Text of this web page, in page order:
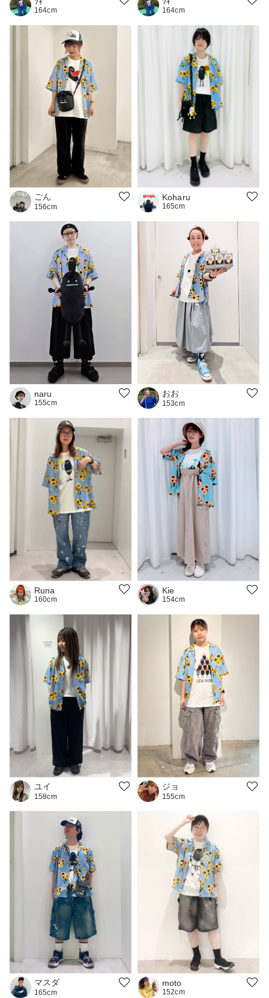
164cm 164cm
ごん
156cm
Koharu
165cm
naru
155cm
おお
153cm
Runa
160cm
Kie
154cm
ユイ
158cm
ジョ
155cm
マスダ
165cm
moto
152cm